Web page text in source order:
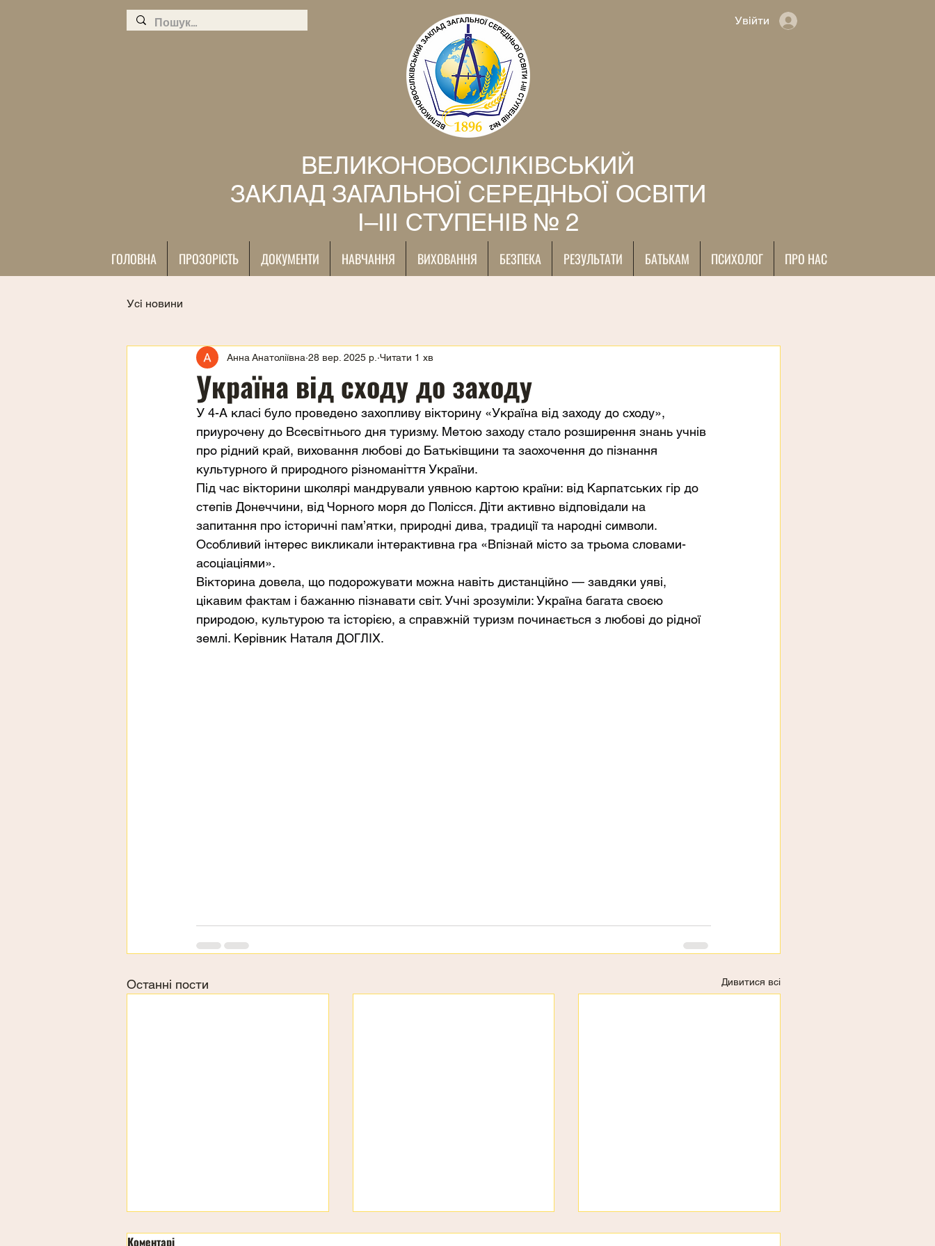
Увійти
ВЕЛИКОНОВОСІЛКІВСЬКИЙ
ЗАКЛАД ЗАГАЛЬНОЇ СЕРЕДНЬОЇ ОСВІТИ
І–ІІІ СТУПЕНІВ № 2
ГОЛОВНА ПРОЗОРІСТЬ ДОКУМЕНТИ НАВЧАННЯ ВИХОВАННЯ БЕЗПЕКА РЕЗУЛЬТАТИ БАТЬКАМ ПСИХОЛОГ ПРО НАС
Усі новини
Україна від сходу до заходу
Анна Анатоліївна 28 вер. 2025 р. Читати 1 хв
У 4-А класі було проведено захопливу вікторину «Україна від заходу до сходу»,
приурочену до Всесвітнього дня туризму. Метою заходу стало розширення знань учнів
про рідний край, виховання любові до Батьківщини та заохочення до пізнання
культурного й природного різноманіття України.
Під час вікторини школярі мандрували уявною картою країни: від Карпатських гір до
степів Донеччини, від Чорного моря до Полісся. Діти активно відповідали на
запитання про історичні пам’ятки, природні дива, традиції та народні символи.
Особливий інтерес викликали інтерактивна гра «Впізнай місто за трьома словами-
асоціаціями».
Вікторина довела, що подорожувати можна навіть дистанційно — завдяки уяві,
цікавим фактам і бажанню пізнавати світ. Учні зрозуміли: Україна багата своєю
природою, культурою та історією, а справжній туризм починається з любові до рідної
землі. Керівник Наталя ДОГЛІХ.
Останні пости Дивитися всі
Коментарі